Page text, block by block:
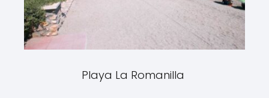
Playa La Romanilla